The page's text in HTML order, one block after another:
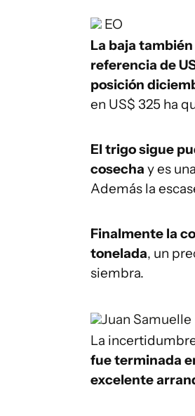
EO
La baja
referencia de
posición
en US$ 325 ha
El trigo sigue
cosecha y es
Además la
Finalmente la
tonelada, un
siembra.
Juan Samuelle
La
fue terminada
excelente